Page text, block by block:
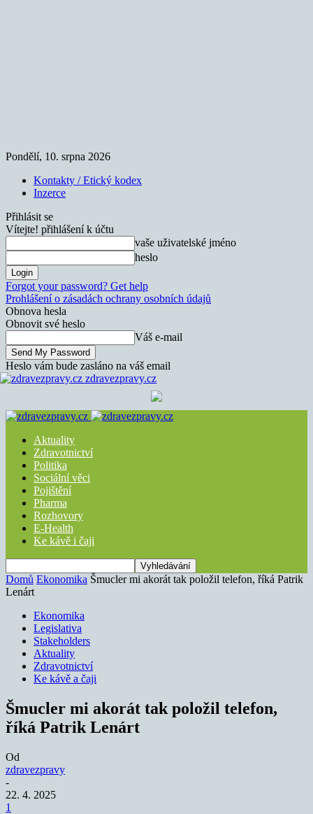
Pondělí, 10. srpna 2026
Kontakty / Etický kodex
Inzerce
Přihlásit se
Vítejte! přihlášení k účtu
vaše uživatelské jméno
heslo
Forgot your password? Get help
Prohlášení o zásadách ochrany osobních údajů
Obnova hesla
Obnovit své heslo
Váš e-mail
Heslo vám bude zasláno na váš email
zdravezpravy.cz
Aktuality
Zdravotnictví
Politika
Sociální věci
Pojištění
Pharma
Rozhovory
E-Health
Ke kávě i čaji
Domů Ekonomika Šmucler mi akorát tak položil telefon, říká Patrik
Lenárt
Ekonomika
Legislativa
Stakeholders
Aktuality
Zdravotnictví
Ke kávě a čaji
Šmucler mi akorát tak položil telefon,
říká Patrik Lenárt
Od
zdravezpravy
-
22. 4. 2025
1